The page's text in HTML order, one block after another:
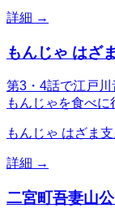
詳細 →
もんじゃ はざ
第3・4話で江戸
もんじゃを食べに
もんじゃ はざま
詳細 →
二宮町吾妻山